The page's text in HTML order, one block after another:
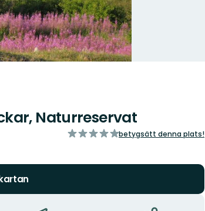
Naturreservat
av
betygsätt denna plats!